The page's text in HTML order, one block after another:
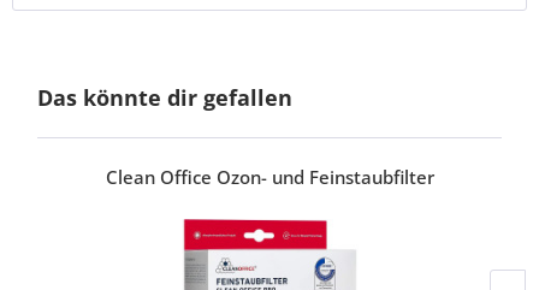
Das könnte dir gefallen
Clean Office Ozon- und Feinstaubfilter